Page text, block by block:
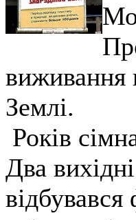
виживання
Землі.
Років
Два